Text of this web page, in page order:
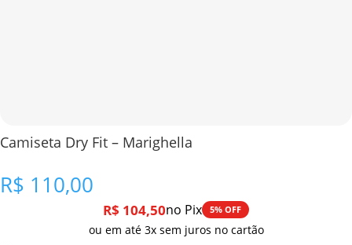
Camiseta Dry Fit – Marighella
R$ 110,00
R$ 104,50no Pix 5% OFF
ou em até 3x sem juros no cartão